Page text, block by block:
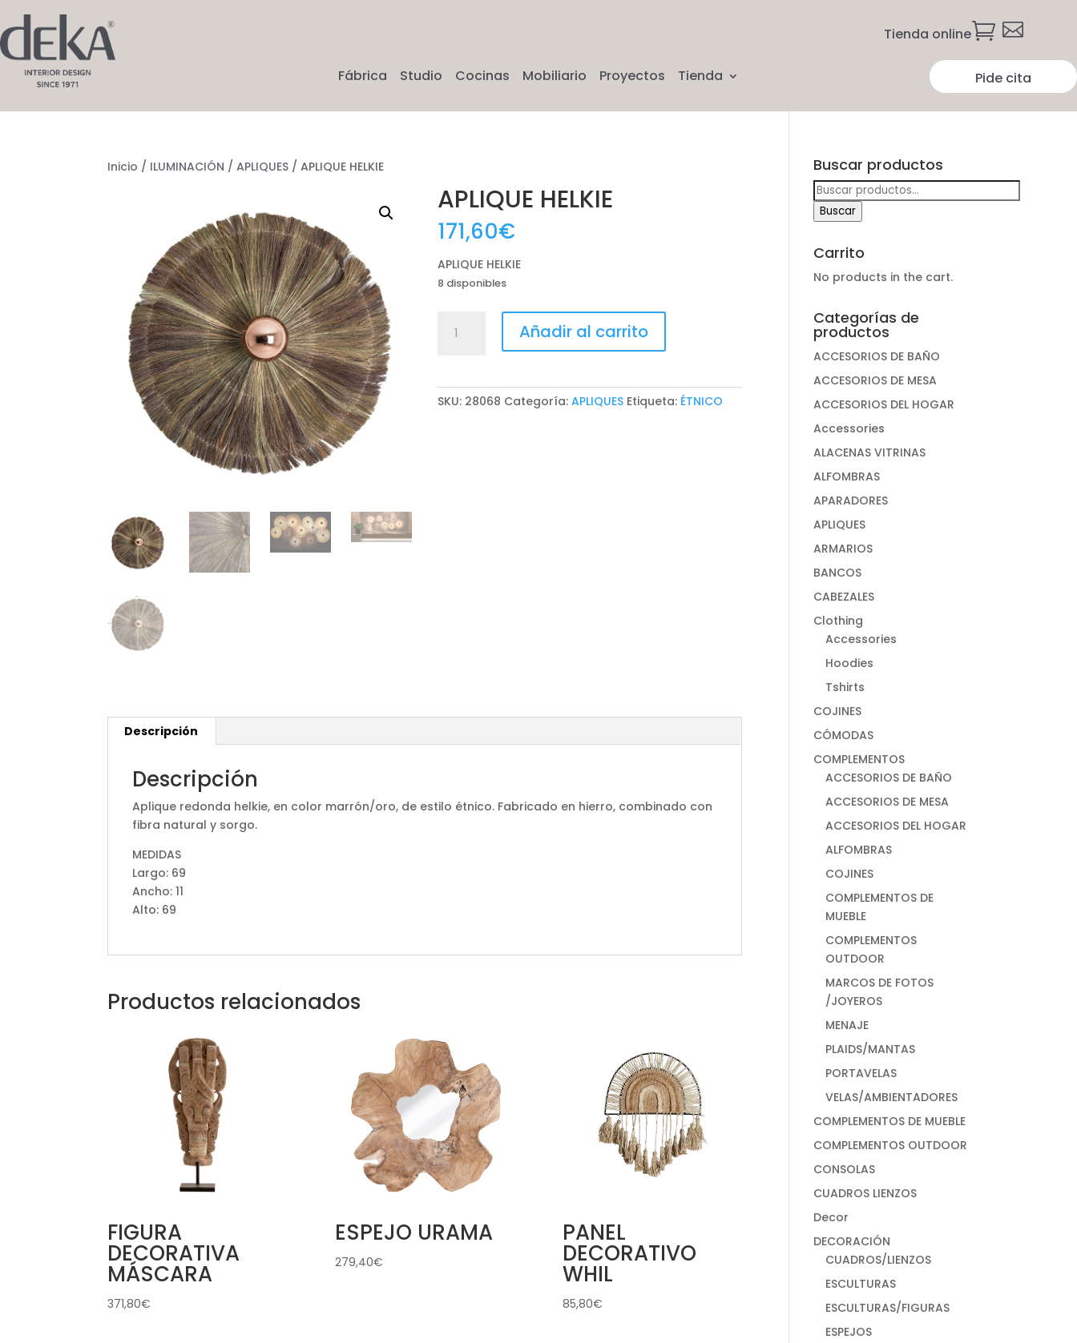
Tienda online 
Fábrica Studio Cocinas Mobiliario Proyectos Tienda Pide cita
Inicio / ILUMINACIÓN /APLIQUES / APLIQUE HELKIE
APLIQUE HELKIE
171,60€
APLIQUE HELKIE
8 disponibles
HELKIE
Añadir al carrito
SKU: 28068 Categoría:APLIQUES Etiqueta: ÉTNICO
Descripción
Descripción
Aplique redonda helkie, en color marrón/oro, de estilo étnico. Fabricado en hierro, combinado con
fibra natural y sorgo.
MEDIDAS
Largo: 69
Ancho: 11
Alto: 69
Productos relacionados
FIGURA
DECORATIVA
MÁSCARA
371,80€
ESPEJO URAMA
279,40€
PANEL
DECORATIVO
WHIL
85,80€
Buscar productos
Buscar
por:
Buscar
Carrito
No products in the cart.
Categorías de
productos
ACCESORIOS DE BAÑO
ACCESORIOS DE MESA
ACCESORIOS DEL HOGAR
Accessories
ALACENAS VITRINAS
ALFOMBRAS
APARADORES
APLIQUES
ARMARIOS
BANCOS
CABEZALES
Clothing
Accessories
Hoodies
Tshirts
COJINES
CÓMODAS
COMPLEMENTOS
ACCESORIOS DE BAÑO
ACCESORIOS DE MESA
ACCESORIOS DEL HOGAR
ALFOMBRAS
COJINES
COMPLEMENTOS DE
MUEBLE
COMPLEMENTOS
OUTDOOR
MARCOS DE FOTOS
/JOYEROS
MENAJE
PLAIDS/MANTAS
PORTAVELAS
VELAS/AMBIENTADORES
COMPLEMENTOS DE MUEBLE
COMPLEMENTOS OUTDOOR
CONSOLAS
CUADROS LIENZOS
Decor
DECORACIÓN
CUADROS/LIENZOS
ESCULTURAS
ESCULTURAS/FIGURAS
ESPEJOS